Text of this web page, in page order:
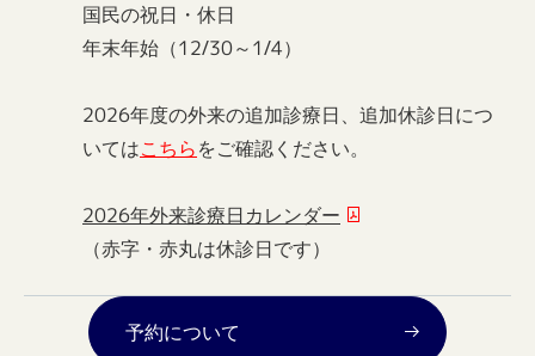
国民の祝日・休日
年末年始（12/30～1/4）
2026年度の外来の追加診療日、追加休診日につ
いてはこちらをご確認ください。
2026年外来診療日カレンダー
（赤字・赤丸は休診日です）
予約について